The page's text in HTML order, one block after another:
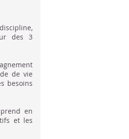
des 3
de vie
besoins
en
et les